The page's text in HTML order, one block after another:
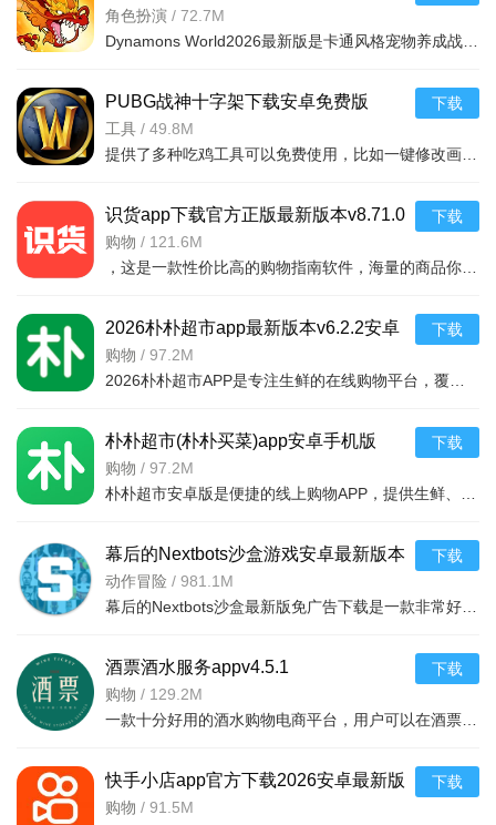
1、可以向用户推荐新闻、娱乐、美食、旅游、科技等多种领
域的内容，以满足用户的各种需求；
CCTV、中国地质大学等；
3、将用户的意图和需求进行分类和分析，从而对相关的领域
v1.12.62 安卓版
角色扮演 / 72.7M
PUBG战神十字架下载安卓免费版
v7.68.0安卓免费版
工具 / 49.8M
下载
识货app下载官方正版最新版本v8.71.0
安卓版
购物 / 121.6M
下载
2026朴朴超市app最新版本v6.2.2安卓
最新版
购物 / 97.2M
下载
朴朴超市(朴朴买菜)app安卓手机版
v6.2.2安卓版
购物 / 97.2M
下载
幕后的Nextbots沙盒游戏安卓最新版本
v11.2.2 中文版
动作冒险 / 981.1M
下载
酒票酒水服务appv4.5.1
购物 / 129.2M
下载
快手小店app官方下载2026安卓最新版
v7.2.40.481安卓最新版
购物 / 91.5M
下载